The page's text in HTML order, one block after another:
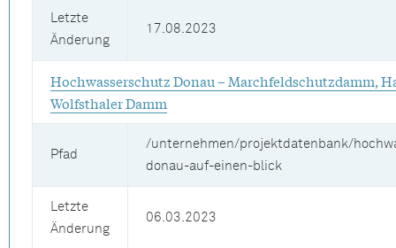
Letzte
Änderung
17.08.2023
Hochwasserschutz Donau – Marchfeldschutzdamm,
Wolfsthaler Damm
Pfad
/unternehmen/projektdatenbank/
donau-auf-einen-blick
Letzte
Änderung
06.03.2023